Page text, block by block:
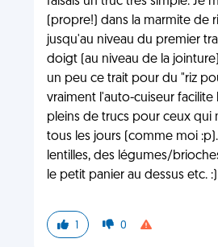
(propre!) dans la marmite de
jusqu'au niveau du premier
doigt (au niveau de la
un peu ce trait pour du "riz
vraiment l'auto-cuiseur
pleins de trucs pour ceux qui
tous les jours (comme moi
lentilles, des légumes/
le petit panier au dessus etc. :)
1 0